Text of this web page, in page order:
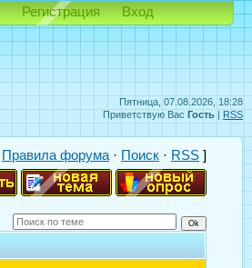
Пятница, 07.08.2026, 18:28
Приветствую Вас Гость | RSS
Регистрация Вход
Правила форума · Поиск · RSS ]